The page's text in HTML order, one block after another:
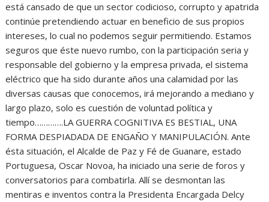
está cansado de que un sector codicioso, corrupto y apatrida
continúe pretendiendo actuar en beneficio de sus propios
intereses, lo cual no podemos seguir permitiendo. Estamos
seguros que éste nuevo rumbo, con la participación seria y
responsable del gobierno y la empresa privada, el sistema
eléctrico que ha sido durante años una calamidad por las
diversas causas que conocemos, irá mejorando a mediano y
largo plazo, solo es cuestión de voluntad política y
tiempo………….LA GUERRA COGNITIVA ES BESTIAL, UNA
FORMA DESPIADADA DE ENGAÑO Y MANIPULACIÓN. Ante
ésta situación, el Alcalde de Paz y Fé de Guanare, estado
Portuguesa, Oscar Novoa, ha iniciado una serie de foros y
conversatorios para combatirla. Allí se desmontan las
mentiras e inventos contra la Presidenta Encargada Delcy